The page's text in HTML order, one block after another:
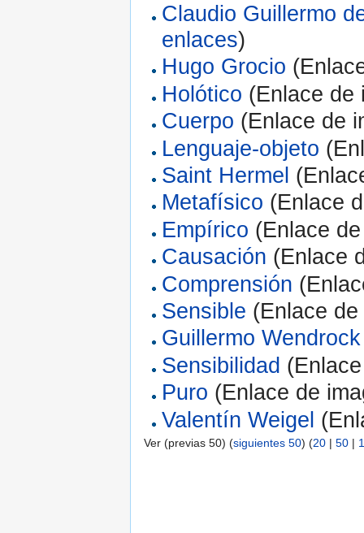
Claudio Guillermo
enlaces)
Hugo Grocio
Holótico (Enlace
Cuerpo (Enlace de
Lenguaje-objeto
Saint Hermel
Metafísico (Enlace
Empírico (Enlace
Causación (Enlace
Comprensión
Sensible (Enlace
Guillermo Wendrock
Sensibilidad
Puro (Enlace de
Valentín Weigel
Ver (previas 50) (siguientes 50) (20 | 50 |